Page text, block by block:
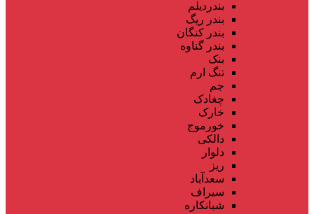
بندردیلم
بندر ریگ
بندر کنگان
بندر گناوه
بنک
تنگ ارم
جم
چغادک
خارک
خورموج
دالکی
دلوار
ریز
سعدآباد
سیراف
شبانکاره